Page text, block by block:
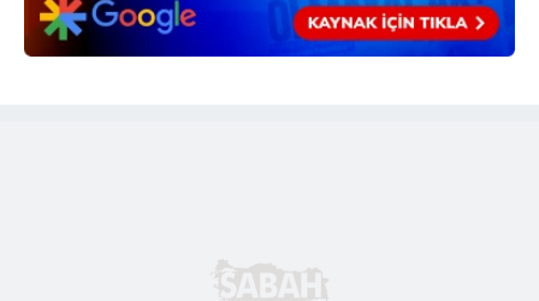
6698 sayılı Kişisel Verilerin Korunması Kanunu uyarınca
hazırlanmış Aydınlatma Metnimizi okumak ve sitemizde
ilgili mevzuata uygun olarak kullanılan çerezlerle ilgili bilgi